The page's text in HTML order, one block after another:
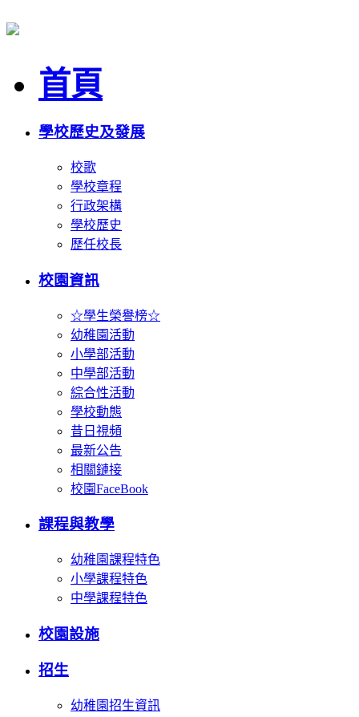
首頁
學校歷史及發展
校歌
學校章程
行政架構
學校歷史
歷任校長
校園資訊
☆學生榮譽榜☆
幼稚園活動
小學部活動
中學部活動
綜合性活動
學校動態
昔日視頻
最新公告
相關鏈接
校園FaceBook
課程與教學
幼稚園課程特色
小學課程特色
中學課程特色
校園設施
招生
幼稚園招生資訊